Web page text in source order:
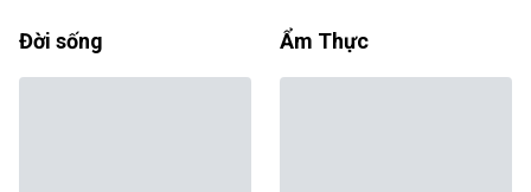
Đời sống Ẩm Thực